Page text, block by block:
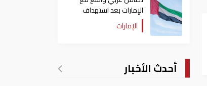
الإمارات بعد استهداف
ناقلة في مضيق هرمز
الإمارات
أحدث الأخبار